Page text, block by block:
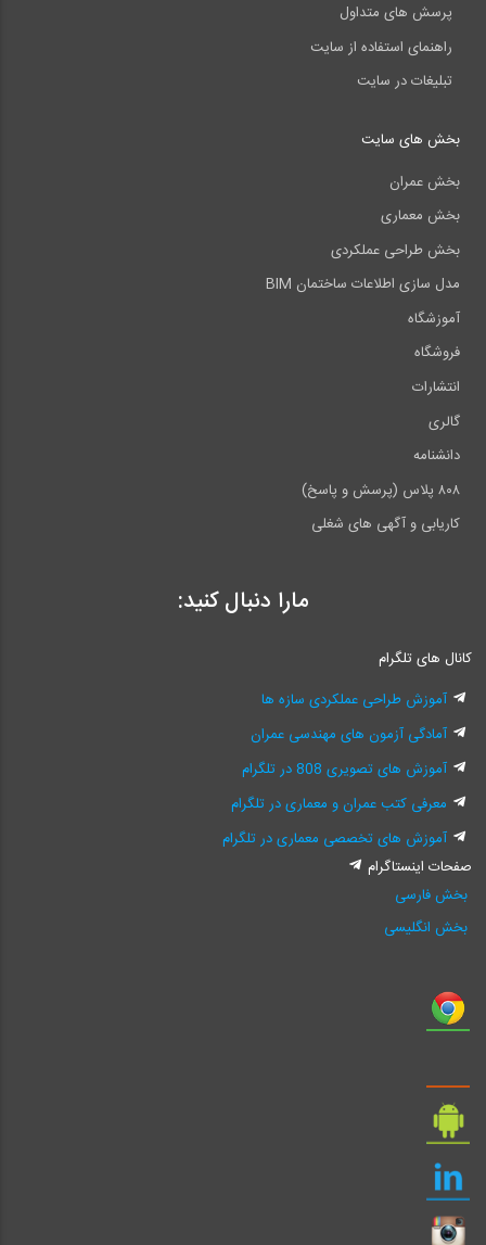
پرسش های متداول
راهنمای استفاده از سایت
تبلیغات در سایت
بخش های سایت
بخش عمران
بخش معماری
بخش طراحی عملکردی
مدل سازی اطلاعات ساختمان BIM
آموزشگاه
فروشگاه
انتشارات
گالری
دانشنامه
۸۰۸ پلاس (پرسش و پاسخ)
کاریابی و آگهی های شغلی
مارا دنبال کنید:
کانال های تلگرام
آموزش طراحی عملکردی سازه ها
آمادگی آزمون های مهندسی عمران
آموزش های تصویری 808 در تلگرام
معرفی کتب عمران و معماری در تلگرام
آموزش های تخصصی معماری در تلگرام
صفحات اینستاگرام
بخش فارسی
بخش انگلیسی